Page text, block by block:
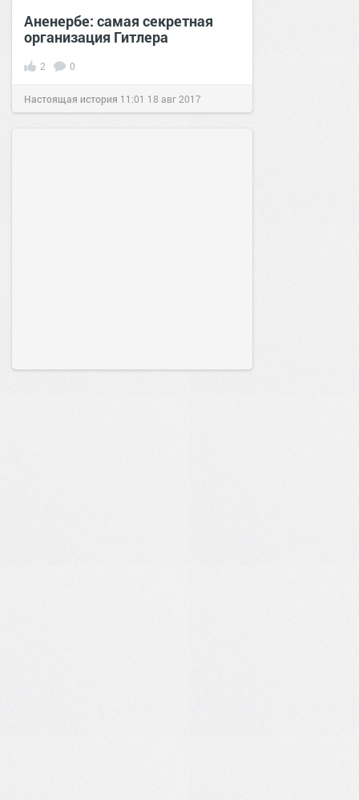
Аненербе: самая секретная
организация Гитлера
2 0
Настоящая история 11:01 18 авг 2017